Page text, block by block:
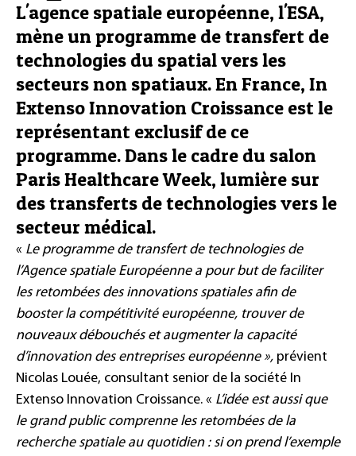
L'agence spatiale européenne, l'ESA,
mène un programme de transfert de
technologies du spatial vers les
secteurs non spatiaux. En France, In
Extenso Innovation Croissance est le
représentant exclusif de ce
programme. Dans le cadre du salon
Paris Healthcare Week, lumière sur
des transferts de technologies vers le
secteur médical.
« Le programme de transfert de technologies de
l’Agence spatiale Européenne a pour but de faciliter
les retombées des innovations spatiales afin de
booster la compétitivité européenne, trouver de
nouveaux débouchés et augmenter la capacité
d’innovation des entreprises européenne », prévient
Nicolas Louée, consultant senior de la société In
Extenso Innovation Croissance. « L’idée est aussi que
le grand public comprenne les retombées de la
recherche spatiale au quotidien : si on prend l’exemple